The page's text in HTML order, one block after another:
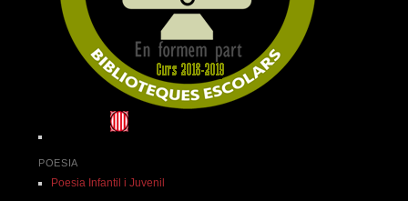
POESIA
Poesia Infantil i Juvenil